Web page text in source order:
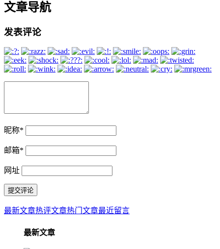
文章导航
发表评论
昵称*
邮箱*
网址
最新文章热评文章热门文章最近留言
最新文章